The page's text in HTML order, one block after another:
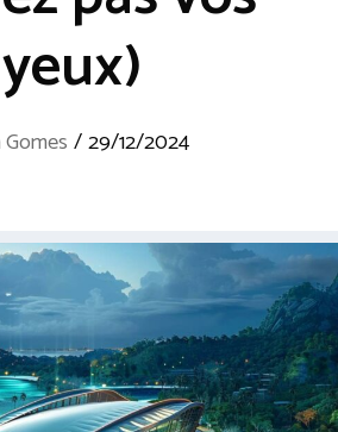
yeux)
Gomes /29/12/2024